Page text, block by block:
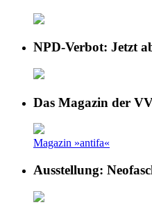
NPD-Verbot: Jetzt
Das Magazin der
Magazin »antifa«
Ausstellung: